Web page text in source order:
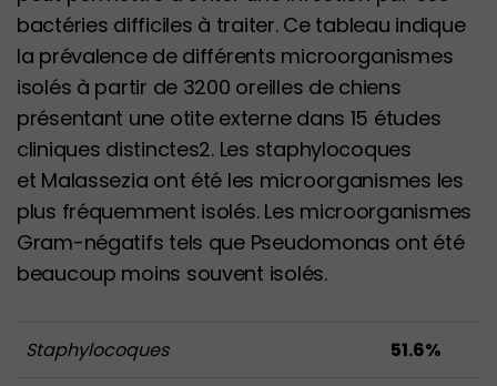
bactéries difficiles à traiter. Ce tableau indique
la prévalence de différents microorganismes
isolés à partir de 3200 oreilles de chiens
présentant une otite externe dans 15 études
cliniques distinctes2. Les staphylocoques
et Malassezia ont été les microorganismes les
plus fréquemment isolés. Les microorganismes
Gram-négatifs tels que Pseudomonas ont été
beaucoup moins souvent isolés.
Staphylocoques 51.6%